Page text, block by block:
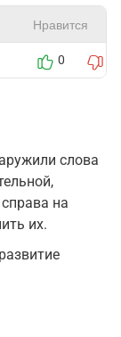
Нравится
0
слова
на
их.